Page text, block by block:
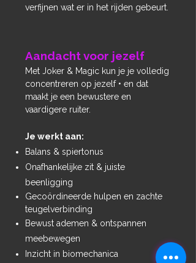
verfijnen wat er in het rijden gebeurt.
Aandacht voor jezelf
Met Joker & Magic kun je je volledig
concentreren op jezelf • en dat
maakt je een bewustere en
vaardigere ruiter.
Je werkt aan:
Balans & spiertonus
Onafhankelijke zit & juiste
beenligging
Gecoördineerde hulpen en zachte
teugelverbinding
Bewust ademen & ontspannen
meebewegen
Inzicht in biomechanica